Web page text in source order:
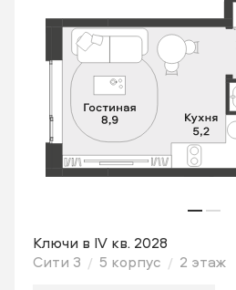
Ключи в IV кв. 2028
Сити 3
5 корпус 2 этаж